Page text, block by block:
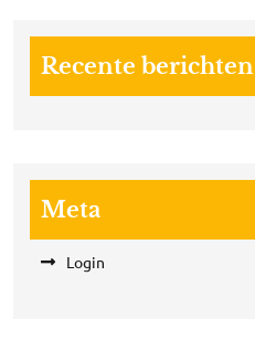
Recente berichten
Meta
Login